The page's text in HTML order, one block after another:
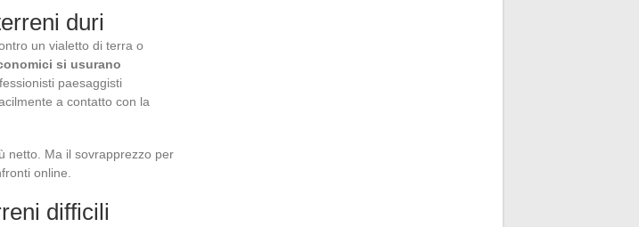
duri
un vialetto di terra o
si usurano
paesaggisti
a contatto con la
netto. Ma il sovrapprezzo per
online.
difficili